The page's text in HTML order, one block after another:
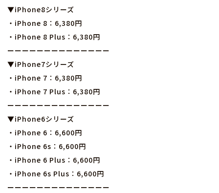
▼iPhone8シリーズ
・iPhone 8：6,380円
・iPhone 8 Plus：6,380円
ーーーーーーーーーーーーーー
▼iPhone7シリーズ
・iPhone 7：6,380円
・iPhone 7 Plus：6,380円
ーーーーーーーーーーーーーー
▼iPhone6シリーズ
・iPhone 6：6,600円
・iPhone 6s：6,600円
・iPhone 6 Plus：6,600円
・iPhone 6s Plus：6,600円
ーーーーーーーーーーーーーー